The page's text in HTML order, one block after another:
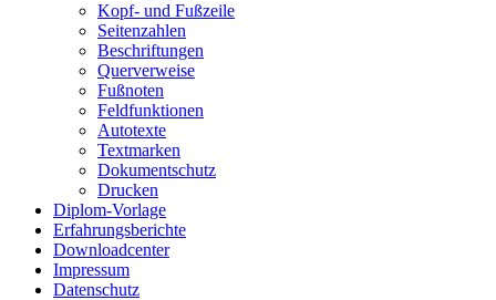
Kopf- und Fußzeile
Seitenzahlen
Beschriftungen
Querverweise
Fußnoten
Feldfunktionen
Autotexte
Textmarken
Dokumentschutz
Drucken
Diplom-Vorlage
Erfahrungsberichte
Downloadcenter
Impressum
Datenschutz